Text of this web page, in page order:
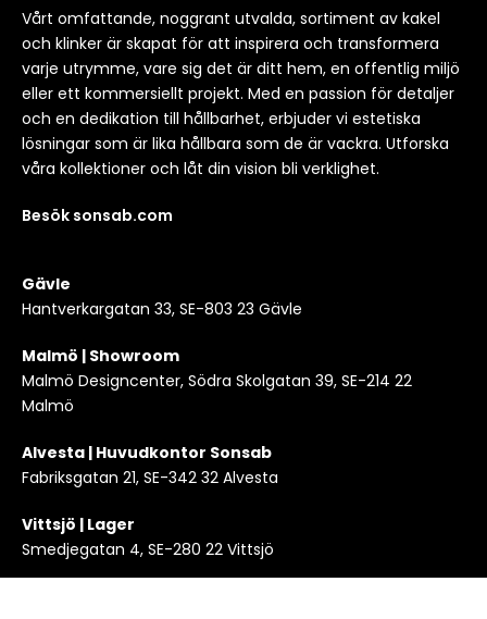
Vårt omfattande, noggrant utvalda, sortiment av kakel
och klinker är skapat för att inspirera och transformera
varje utrymme, vare sig det är ditt hem, en offentlig miljö
eller ett kommersiellt projekt. Med en passion för detaljer
och en dedikation till hållbarhet, erbjuder vi estetiska
lösningar som är lika hållbara som de är vackra. Utforska
våra kollektioner och låt din vision bli verklighet.
Besök sonsab.com
Gävle
Hantverkargatan 33, SE-803 23 Gävle
Malmö | Showroom
Malmö Designcenter, Södra Skolgatan 39, SE-214 22
Malmö
Alvesta | Huvudkontor Sonsab
Fabriksgatan 21, SE-342 32 Alvesta
Vittsjö | Lager
Smedjegatan 4, SE-280 22 Vittsjö